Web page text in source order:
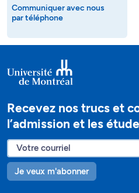
Communiquer avec nous
par téléphone
Recevez nos trucs et
l’admission et les
Je veux m'abonner